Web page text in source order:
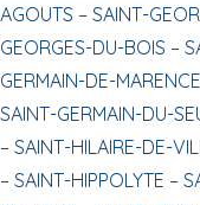
AGOUTS – SAINT-
GEORGES-DU-BOIS –
GERMAIN-DE-
SAINT-GERMAIN-DU-
– SAINT-HILAIRE-DE-
– SAINT-HIPPOLYTE –